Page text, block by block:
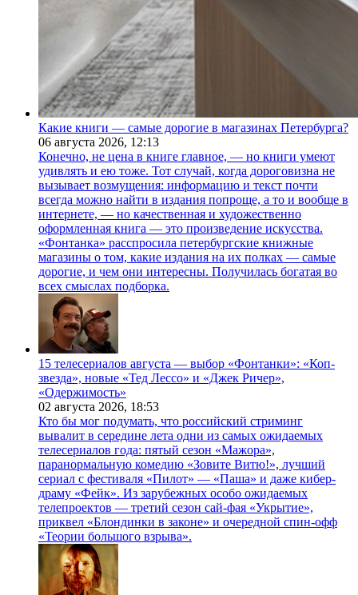
Какие книги — самые дорогие в магазинах Петербурга?
06 августа 2026, 12:13
Конечно, не цена в книге главное, — но книги умеют
удивлять и ею тоже. Тот случай, когда дороговизна не
вызывает возмущения: информацию и текст почти
всегда можно найти в издания попроще, а то и вообще в
интернете, — но качественная и художественно
оформленная книга — это произведение искусства.
«Фонтанка» расспросила петербургские книжные
магазины о том, какие издания на их полках — самые
дорогие, и чем они интересны. Получилась богатая во
всех смыслах подборка.
15 телесериалов августа — выбор «Фонтанки»: «Коп-
звезда», новые «Тед Лессо» и «Джек Ричер»,
«Одержимость»
02 августа 2026, 18:53
Кто бы мог подумать, что российский стриминг
вывалит в середине лета одни из самых ожидаемых
телесериалов года: пятый сезон «Мажора»,
паранормальную комедию «Зовите Витю!», лучший
сериал с фестиваля «Пилот» — «Паша» и даже кибер-
драму «Фейк». Из зарубежных особо ожидаемых
телепроектов — третий сезон сай-фая «Укрытие»,
приквел «Блондинки в законе» и очередной спин-офф
«Теории большого взрыва».